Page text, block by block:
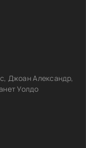
Джоан Александр,
Уолдо